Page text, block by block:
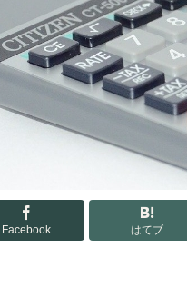
Facebook はてブ